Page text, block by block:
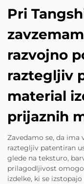
Pri
razvojno
raztegljiv
material
prijaznih
Zavedamo se, da ima
raztegljiv patentiran
glede na teksturo,
prilagodljivost
izdelke, ki se